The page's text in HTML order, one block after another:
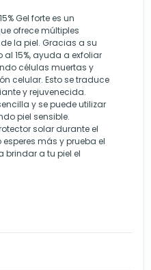
Gel forte es un
ofrece múltiples
la piel. Gracias a su
15%, ayuda a exfoliar
células muertas y
celular. Esto se traduce
y rejuvenecida.
y se puede utilizar
piel sensible.
solar durante el
más y prueba el
brindar a tu piel el